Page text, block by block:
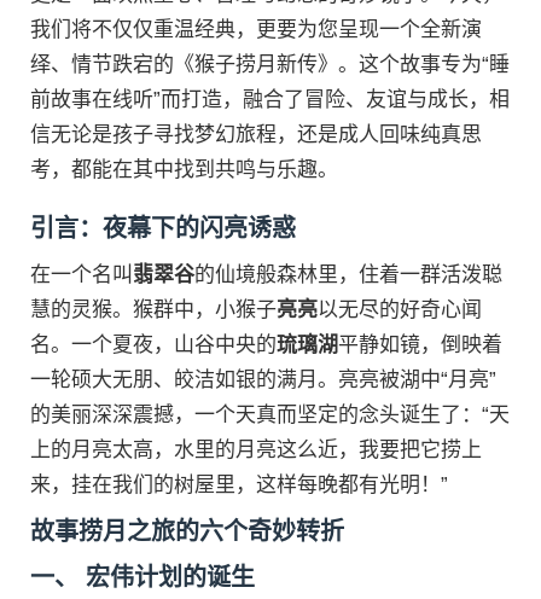
我们将不仅仅重温经典，更要为您呈现一个全新演
绎、情节跌宕的《猴子捞月新传》。这个故事专为“睡
前故事在线听”而打造，融合了冒险、友谊与成长，相
信无论是孩子寻找梦幻旅程，还是成人回味纯真思
考，都能在其中找到共鸣与乐趣。
引言：夜幕下的闪亮诱惑
在一个名叫 翡翠谷的仙境般森林里，住着一群活泼聪
慧的灵猴。猴群中，小猴子亮亮以无尽的好奇心闻
名。一个夏夜，山谷中央的琉璃湖平静如镜，倒映着
一轮硕大无朋、皎洁如银的满月。亮亮被湖中“月亮”
的美丽深深震撼，一个天真而坚定的念头诞生了：“天
上的月亮太高，水里的月亮这么近，我要把它捞上
来，挂在我们的树屋里，这样每晚都有光明！”
故事捞月之旅的六个奇妙转折
一、 宏伟计划的诞生